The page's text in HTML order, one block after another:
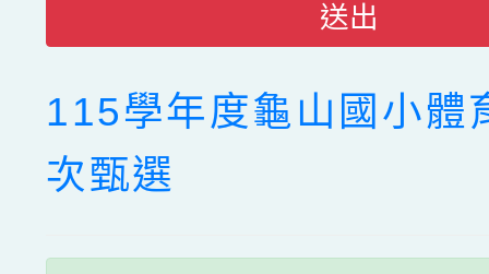
送出
115學年度龜山國小體
次甄選